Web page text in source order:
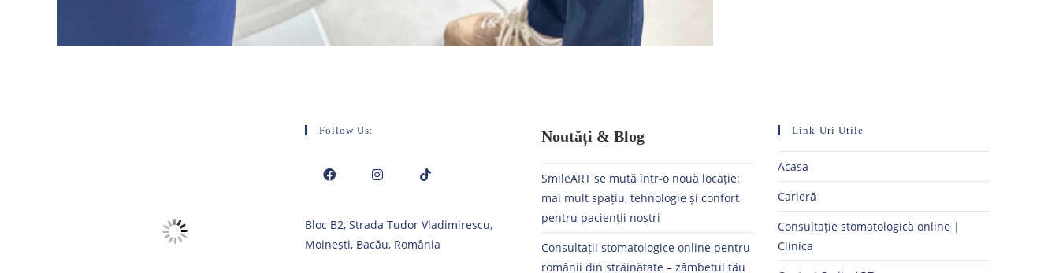
Follow Us:
in
a
in
a
in
a
Bloc B2, Strada Tudor Vladimirescu,
Moinești, Bacău, România
Noutăți & Blog
SmileART se mută într-o nouă locație:
mai mult spațiu, tehnologie și confort
pentru pacienții noștri
Consultații stomatologice online pentru
românii din străinătate – zâmbetul tău
Link-Uri Utile
Acasa
Carieră
Consultație stomatologică online |
Clinica